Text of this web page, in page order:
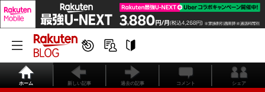
ホーム 新しい記事 過去の記事 コメント シェア